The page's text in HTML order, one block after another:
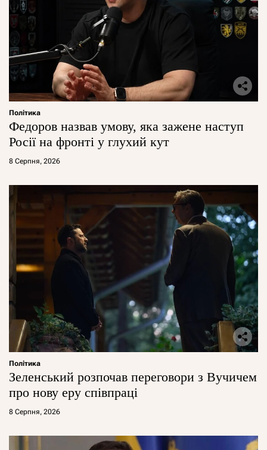
Політика
Федоров назвав умову, яка зажене наступ
Росії на фронті у глухий кут
8 Серпня, 2026
Політика
Зеленський розпочав переговори з Вучичем
про нову еру співпраці
8 Серпня, 2026